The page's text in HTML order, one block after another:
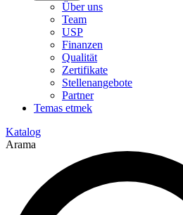
Über uns
Team
USP
Finanzen
Qualität
Zertifikate
Stellenangebote
Partner
Temas etmek
Katalog
Arama